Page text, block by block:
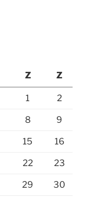
Z Z
1 2
8 9
15 16
22 23
29 30